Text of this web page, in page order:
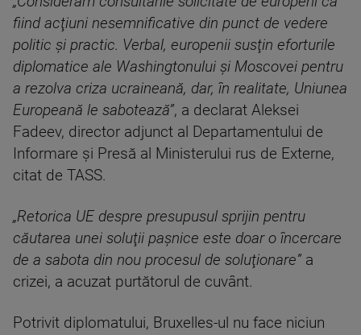
fiind acţiuni nesemnificative din punct de vedere
politic şi practic. Verbal, europenii susţin eforturile
diplomatice ale Washingtonului şi Moscovei pentru
a rezolva criza ucraineană, dar, în realitate, Uniunea
Europeană le sabotează”, a declarat Aleksei
Fadeev, director adjunct al Departamentului de
Informare şi Presă al Ministerului rus de Externe,
citat de TASS.
„Retorica UE despre presupusul sprijin pentru
căutarea unei soluţii paşnice este doar o încercare
de a sabota din nou procesul de soluţionare” a
crizei, a acuzat purtătorul de cuvânt.
Potrivit diplomatului, Bruxelles-ul nu face niciun